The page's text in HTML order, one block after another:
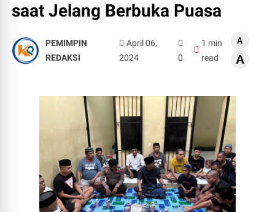
saat Jelang Berbuka Puasa
PEMIMPIN
REDAKSI
April 06,
2024
0
1 min
read
A
A